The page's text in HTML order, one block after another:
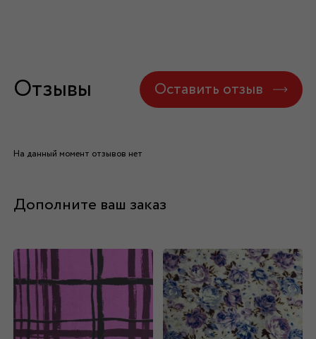
Отзывы Оставить отзыв
На данный момент отзывов нет
Дополните ваш заказ